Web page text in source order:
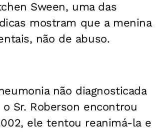
Sween, uma das
mostram que a menina
não de abuso.
não diagnosticada
Sr. Roberson encontrou
ele tentou reanimá-la e